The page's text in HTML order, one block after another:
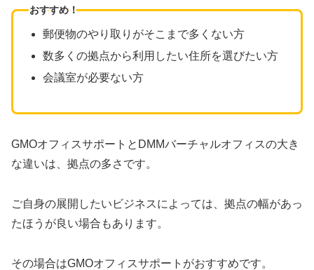
おすすめ！
郵便物のやり取りがそこまで多くない方
数多くの拠点から利用したい住所を選びたい方
会議室が必要ない方
GMOオフィスサポートとDMMバーチャルオフィスの大き
な違いは、拠点の多さです。
ご自身の展開したいビジネスによっては、拠点の幅があっ
たほうが良い場合もあります。
その場合はGMOオフィスサポートがおすすめです。